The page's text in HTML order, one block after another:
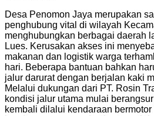
Desa Penomon Jaya merupakan
penghubung vital di wilayah
menghubungkan berbagai daerah
Lues. Kerusakan akses ini
makanan dan logistik warga
hari. Beberapa bantuan bahkan
jalur darurat dengan berjalan kaki
Melalui dukungan dari PT. Rosin
kondisi jalur utama mulai
kembali dilalui kendaraan